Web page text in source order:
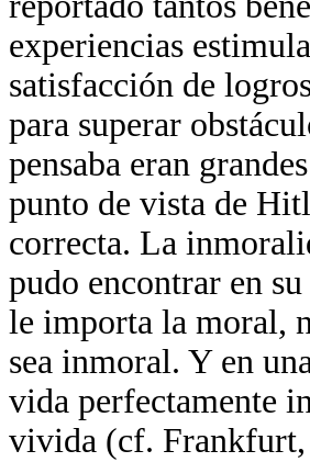
experiencias
satisfacción de
para superar
pensaba eran
punto de vista de
correcta. La
pudo encontrar en
le importa la moral,
sea inmoral. Y en
vida perfectamente
vivida (cf.